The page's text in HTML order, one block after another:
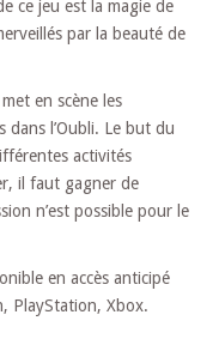
ce jeu est la magie de
par la beauté de
en scène les
l’Oubli. Le but du
activités
il faut gagner de
n’est possible pour le
en accès anticipé
PlayStation, Xbox.